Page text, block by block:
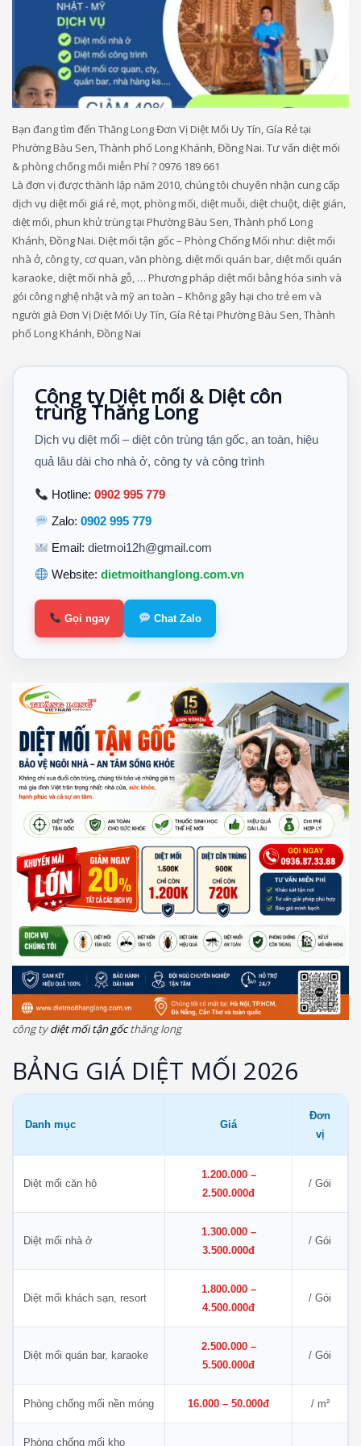
Bạn đang tìm đến Thăng Long Đơn Vị Diệt Mối Uy Tín, Gía Rẻ tại
Phường Bàu Sen, Thành phố Long Khánh, Đồng Nai. Tư vấn diệt mối
& phòng chống mối miễn Phí ? 0976 189 661
Là đơn vị được thành lập năm 2010, chúng tôi chuyên nhận cung cấp
dịch vụ diệt mối giá rẻ, mọt, phòng mối, diệt muỗi, diệt chuột, diệt gián,
diệt mối, phun khử trùng tại Phường Bàu Sen, Thành phố Long
Khánh, Đồng Nai. Diệt mối tận gốc – Phòng Chống Mối như: diệt mối
nhà ở, công ty, cơ quan, văn phòng, diệt mối quán bar, diệt mối quán
karaoke, diệt mối nhà gỗ, … Phương pháp diệt mối bằng hóa sinh và
gói công nghệ nhật và mỹ an toàn – Không gây hại cho trẻ em và
người già Đơn Vị Diệt Mối Uy Tín, Gía Rẻ tại Phường Bàu Sen, Thành
phố Long Khánh, Đồng Nai
Công ty Diệt mối & Diệt côn
trùng Thăng Long
Dịch vụ diệt mối – diệt côn trùng tận gốc, an toàn, hiệu
quả lâu dài cho nhà ở, công ty và công trình
Hotline:0902 995 779
Zalo:0902 995 779
Email:dietmoi12h@gmail.com
Website:dietmoithanglong.com.vn
Gọi ngay Chat Zalo
công tydiệt mối tận gốcthăng long
BẢNG GIÁ DIỆT MỐI 2026
Danh mục Giá
Đơn
vị
Diệt mối căn hộ
1.200.000 –
2.500.000đ
/ Gói
Diệt mối nhà ở
1.300.000 –
3.500.000đ
/ Gói
Diệt mối khách sạn, resort
1.800.000 –
4.500.000đ
/ Gói
Diệt mối quán bar, karaoke
2.500.000 –
5.500.000đ
/ Gói
Phòng chống mối nền móng 16.000 – 50.000đ / m²
Phòng chống mối kho